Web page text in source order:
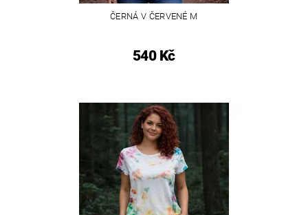
ČERNÁ V ČERVENÉ M
540 Kč